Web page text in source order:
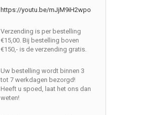
https://youtu.be/mJjM9iH2wpo
Verzending is per bestelling
€15,00. Bij bestelling boven
€150,- is de verzending gratis.
Uw bestelling wordt binnen 3
tot 7 werkdagen bezorgd!
Heeft u spoed, laat het ons dan
weten!